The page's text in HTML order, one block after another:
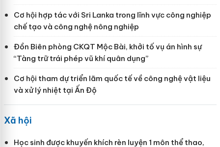
Cơ hội hợp tác với Sri Lanka trong lĩnh vực công nghiệp
chế tạo và công nghệ nông nghiệp
Đồn Biên phòng CKQT Mộc Bài, khởi tố vụ án hình sự
“Tàng trữ trái phép vũ khí quân dụng”
Cơ hội tham dự triển lãm quốc tế về công nghệ vật liệu
và xử lý nhiệt tại Ấn Độ
Xã hội
Học sinh được khuyến khích rèn luyện 1 môn thể thao,